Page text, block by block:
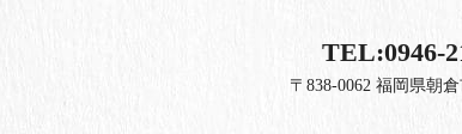
TEL:0946-
〒838-0062 福岡県朝